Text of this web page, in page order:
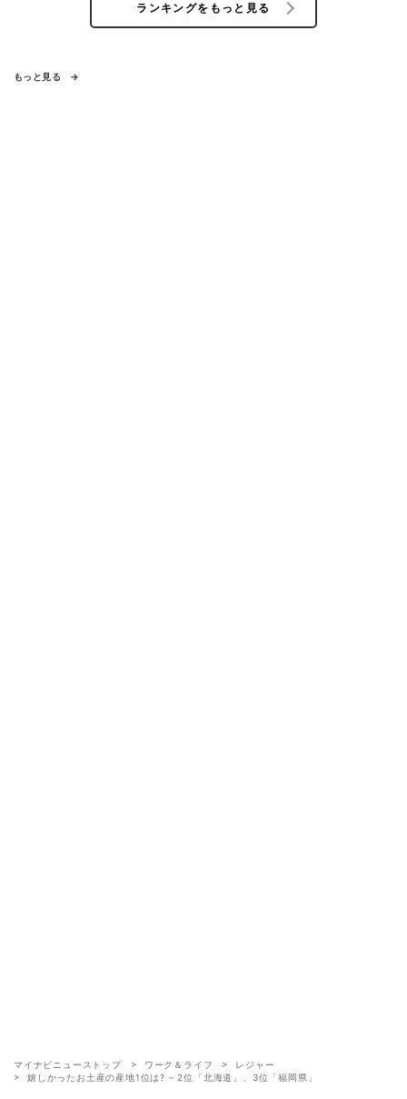
ランキングをもっと見る
もっと見る
マイナビニューストップ ワーク＆ライフ
レジャー
嬉しかったお土産の産地1位は? – 2位「北海道」、3位「福岡県」